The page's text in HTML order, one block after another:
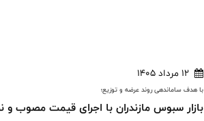
12 مرداد 1405
با هدف ساماندهی روند عرضه و توزیع؛
بازار سبوس مازندران با اجرای قیمت مصوب